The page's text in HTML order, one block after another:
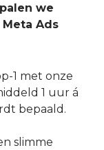
we
Ads
1 met onze
1 uur á
bepaald.
slimme